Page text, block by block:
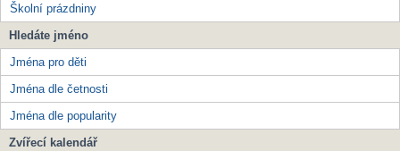
Školní prázdniny
Hledáte jméno
Jména pro děti
Jména dle četnosti
Jména dle popularity
Zvířecí kalendář